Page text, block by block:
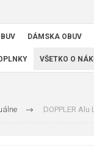
DÁMSKA OBUV
VŠETKO O
DOPPLER